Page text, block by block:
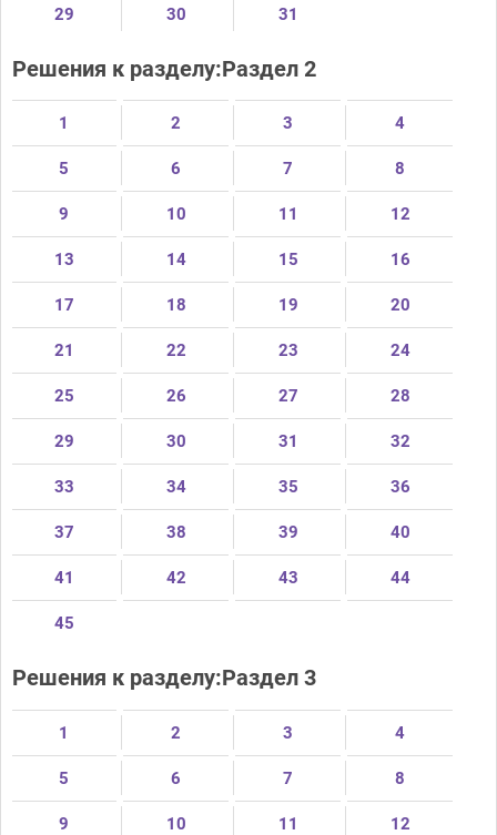
29 30 31
Решения к разделу:Раздел 2
1 2 3 4
5 6 7 8
9 10 11 12
13 14 15 16
17 18 19 20
21 22 23 24
25 26 27 28
29 30 31 32
33 34 35 36
37 38 39 40
41 42 43 44
45
Решения к разделу:Раздел 3
1 2 3 4
5 6 7 8
9 10 11 12